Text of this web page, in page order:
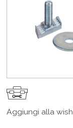
Aggiungi alla